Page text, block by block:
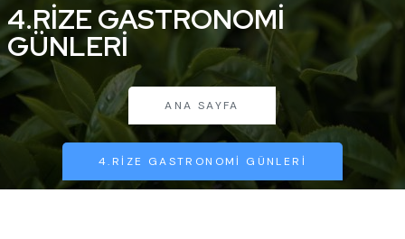
4.RIZE GASTRONOMI
GÜNLERI
ANA SAYFA
4.RIZE GASTRONOMI GÜNLERI